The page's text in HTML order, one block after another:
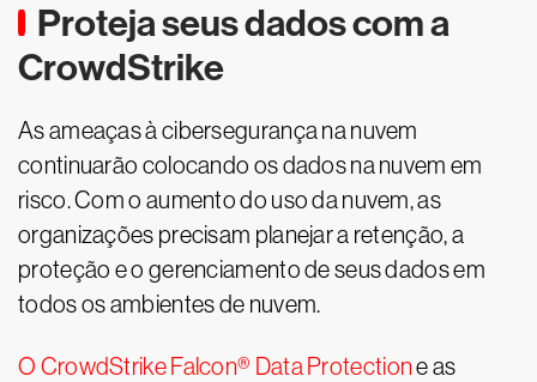
Proteja seus dados com a
CrowdStrike
As ameaças à cibersegurança na nuvem
continuarão colocando os dados na nuvem em
risco. Com o aumento do uso da nuvem, as
organizações precisam planejar a retenção, a
proteção e o gerenciamento de seus dados em
todos os ambientes de nuvem.
O CrowdStrike Falcon® Data Protectione as